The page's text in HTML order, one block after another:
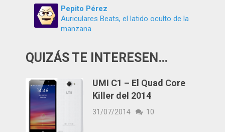
Pepito Pérez
Auriculares Beats, el latido oculto de la
manzana
QUIZÁS TE INTERESEN…
UMI C1 – El Quad Core
Killer del 2014
31/07/2014 10